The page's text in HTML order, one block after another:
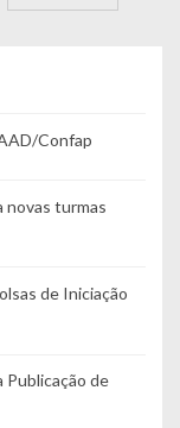
Confap
novas turmas
de Iniciação
Publicação de